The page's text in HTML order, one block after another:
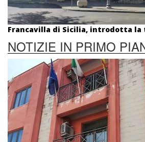
Francavilla di Sicilia, introdotta la
NOTIZIE IN PRIMO